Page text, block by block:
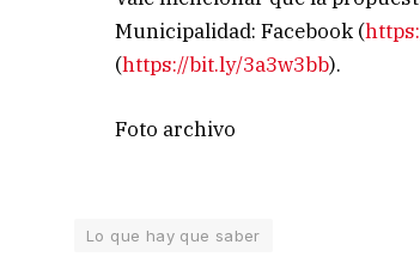
Municipalidad: Facebook (
(https://bit.ly/3a3w3bb).
Foto archivo
Lo que hay que saber